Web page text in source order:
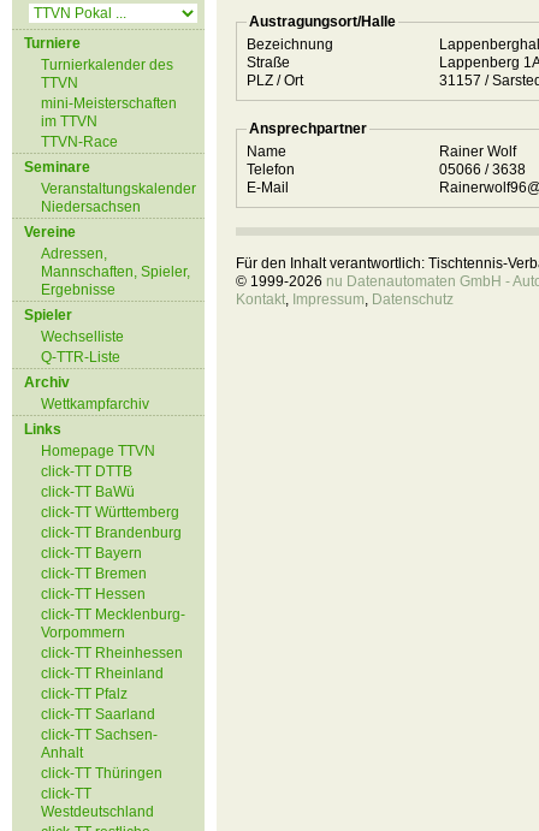
Turniere
Turnierkalender des
TTVN
mini-Meisterschaften
im TTVN
TTVN-Race
Seminare
Veranstaltungskalender
Niedersachsen
Vereine
Adressen,
Mannschaften, Spieler,
Ergebnisse
Spieler
Wechselliste
Q-TTR-Liste
Archiv
Wettkampfarchiv
Links
Homepage TTVN
click-TT DTTB
click-TT BaWü
click-TT Württemberg
click-TT Brandenburg
click-TT Bayern
click-TT Bremen
click-TT Hessen
click-TT Mecklenburg-
Vorpommern
click-TT Rheinhessen
click-TT Rheinland
click-TT Pfalz
click-TT Saarland
click-TT Sachsen-
Anhalt
click-TT Thüringen
click-TT
Westdeutschland
Austragungsort/Halle
Bezeichnung
Straße
Lappenberg
PLZ / Ort
31157 /
Ansprechpartner
Name
Rainer Wolf
Telefon
05066 / 3638
E-Mail
Für den Inhalt verantwortlich: Tischtennis-
© 1999-2026 nu Datenautomaten GmbH -
Kontakt, Impressum, Datenschutz